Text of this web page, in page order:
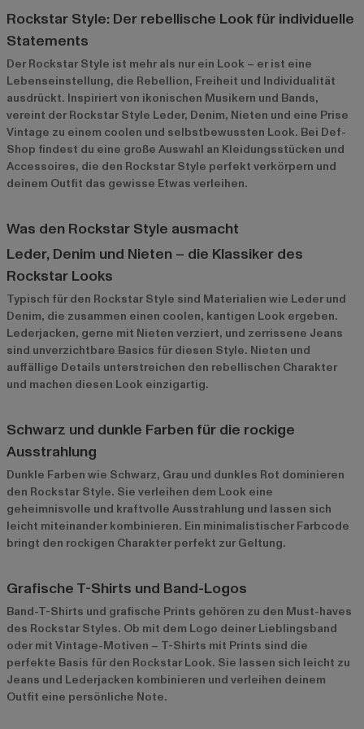
Rockstar Style: Der rebellische Look für individuelle
Statements
Der Rockstar Style ist mehr als nur ein Look – er ist eine
Lebenseinstellung, die Rebellion, Freiheit und Individualität
ausdrückt. Inspiriert von ikonischen Musikern und Bands,
vereint der Rockstar Style Leder, Denim, Nieten und eine Prise
Vintage zu einem coolen und selbstbewussten Look. Bei Def-
Shop findest du eine große Auswahl an Kleidungsstücken und
Accessoires, die den Rockstar Style perfekt verkörpern und
deinem Outfit das gewisse Etwas verleihen.
Was den Rockstar Style ausmacht
Leder, Denim und Nieten – die Klassiker des
Rockstar Looks
Typisch für den Rockstar Style sind Materialien wie Leder und
Denim, die zusammen einen coolen, kantigen Look ergeben.
Lederjacken, gerne mit Nieten verziert, und zerrissene Jeans
sind unverzichtbare Basics für diesen Style. Nieten und
auffällige Details unterstreichen den rebellischen Charakter
und machen diesen Look einzigartig.
Schwarz und dunkle Farben für die rockige
Ausstrahlung
Dunkle Farben wie Schwarz, Grau und dunkles Rot dominieren
den Rockstar Style. Sie verleihen dem Look eine
geheimnisvolle und kraftvolle Ausstrahlung und lassen sich
leicht miteinander kombinieren. Ein minimalistischer Farbcode
bringt den rockigen Charakter perfekt zur Geltung.
Grafische T-Shirts und Band-Logos
Band-T-Shirts und grafische Prints gehören zu den Must-haves
des Rockstar Styles. Ob mit dem Logo deiner Lieblingsband
oder mit Vintage-Motiven – T-Shirts mit Prints sind die
perfekte Basis für den Rockstar Look. Sie lassen sich leicht zu
Jeans und Lederjacken kombinieren und verleihen deinem
Outfit eine persönliche Note.